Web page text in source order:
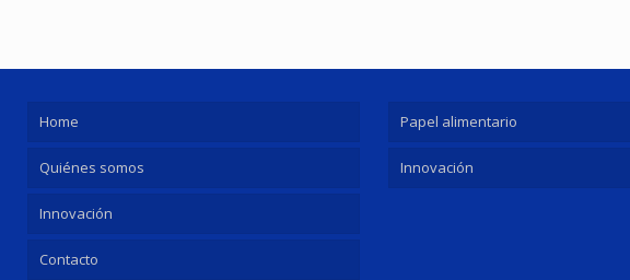
Home
Quiénes somos
Innovación
Contacto
Papel alimentario
Innovación